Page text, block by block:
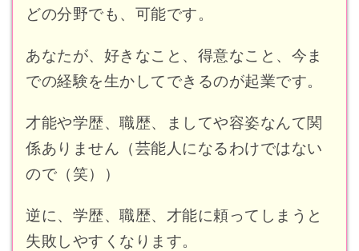
どの分野でも、可能です。
あなたが、好きなこと、得意なこと、今ま
での経験を生かしてできるのが起業です。
才能や学歴、職歴、ましてや容姿なんて関
係ありません（芸能人になるわけではない
ので（笑））
逆に、学歴、職歴、才能に頼ってしまうと
失敗しやすくなります。